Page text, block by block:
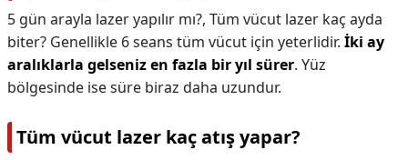
5 gün arayla lazer yapılır mı?, Tüm vücut lazer kaç ayda
biter? Genellikle 6 seans tüm vücut için yeterlidir. İki ay
aralıklarla gelseniz en fazla bir yıl sürer. Yüz
bölgesinde ise süre biraz daha uzundur.
Tüm vücut lazer kaç atış yapar?